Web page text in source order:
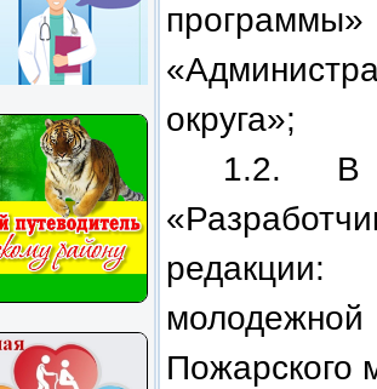
округа»;
1.2. В
редакции:
Пожарского